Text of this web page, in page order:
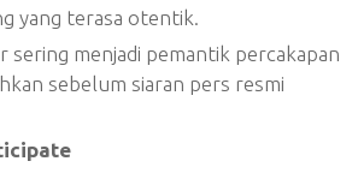
yang terasa otentik.
menjadi pemantik percakapan
sebelum siaran pers resmi